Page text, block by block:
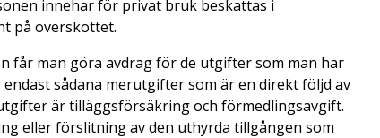
innehar för privat bruk beskattas i
på överskottet.
får man göra avdrag för de utgifter som man har
sådana merutgifter som är en direkt följd av
är tilläggsförsäkring och förmedlingsavgift.
eller förslitning av den uthyrda tillgången som